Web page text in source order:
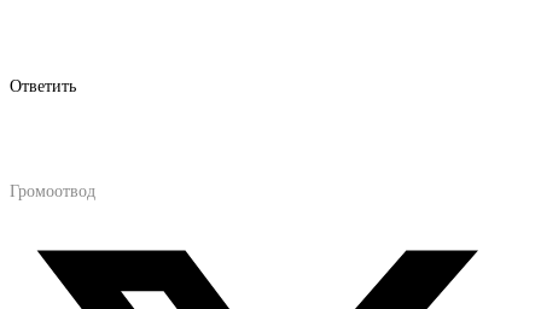
Ответить
Громоотвод